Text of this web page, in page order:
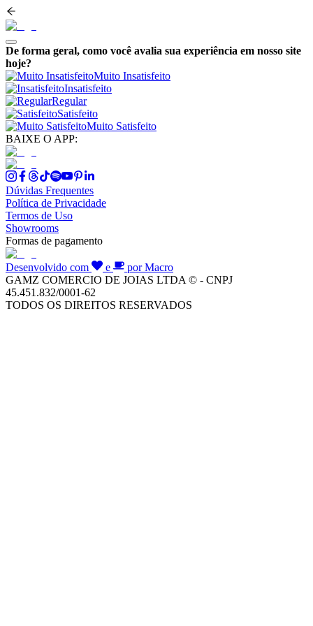
De forma geral, como você avalia sua experiência em nosso site
hoje?
Muito Insatisfeito
Insatisfeito
Regular
Satisfeito
Muito Satisfeito
BAIXE O APP:
Dúvidas Frequentes
Política de Privacidade
Termos de Uso
Showrooms
Formas de pagamento
Desenvolvido com e
por Macro
GAMZ COMERCIO DE JOIAS LTDA © - CNPJ
45.451.832/0001-62
TODOS OS DIREITOS RESERVADOS